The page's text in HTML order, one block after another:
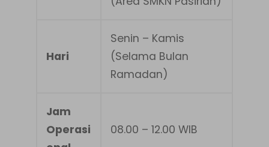
Hari
Senin – Kamis
(Selama Bulan
Ramadan)
Jam
Operasi
08.00 – 12.00 WIB